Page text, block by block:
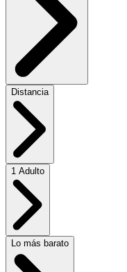
Distancia
1 Adulto
Lo más barato